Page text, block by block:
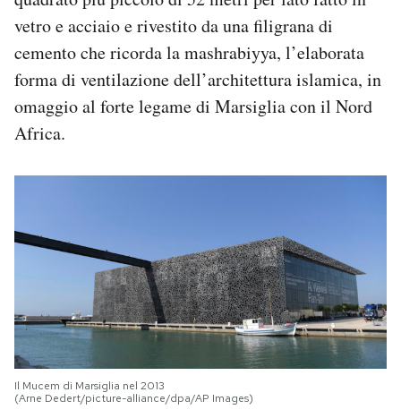
vetro e acciaio e rivestito da una filigrana di
cemento che ricorda la mashrabiyya, l’elaborata
forma di ventilazione dell’architettura islamica, in
omaggio al forte legame di Marsiglia con il Nord
Africa.
Il Mucem di Marsiglia nel 2013
(Arne Dedert/picture-alliance/dpa/AP Images)